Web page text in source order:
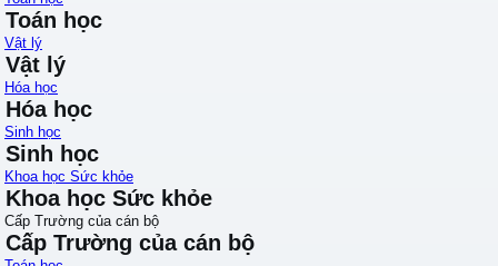
Toán học
Vật lý
Vật lý
Hóa học
Hóa học
Sinh học
Sinh học
Khoa học Sức khỏe
Khoa học Sức khỏe
Cấp Trường của cán bộ
Cấp Trường của cán bộ